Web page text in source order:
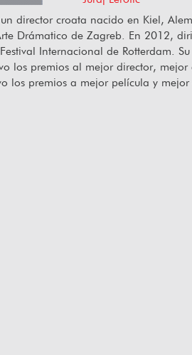
un director croata nacido en Kiel,
Drámatico de Zagreb. En 2012,
Internacional de Rotterdam.
los premios al mejor director,
los premios a mejor película y